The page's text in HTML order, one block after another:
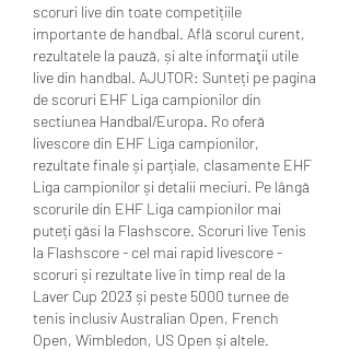
scoruri live din toate competițiile
importante de handbal. Află scorul curent,
rezultatele la pauză, și alte informaţii utile
live din handbal. AJUTOR: Sunteți pe pagina
de scoruri EHF Liga campionilor din
sectiunea Handbal/Europa. Ro oferă
livescore din EHF Liga campionilor,
rezultate finale și parțiale, clasamente EHF
Liga campionilor și detalii meciuri. Pe lângă
scorurile din EHF Liga campionilor mai
puteți găsi la Flashscore. Scoruri live Tenis
la Flashscore - cel mai rapid livescore -
scoruri și rezultate live în timp real de la
Laver Cup 2023 și peste 5000 turnee de
tenis inclusiv Australian Open, French
Open, Wimbledon, US Open și altele.